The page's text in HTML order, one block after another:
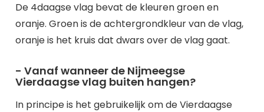
De 4daagse vlag bevat de kleuren groen en
oranje. Groen is de achtergrondkleur van de vlag,
oranje is het kruis dat dwars over de vlag gaat.
- Vanaf wanneer de Nijmeegse
Vierdaagse vlag buiten hangen?
In principe is het gebruikelijk om de Vierdaagse